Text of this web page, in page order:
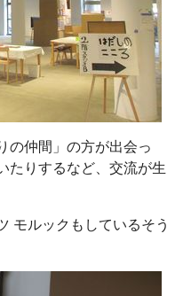
の仲間」の方が出会っ
たりするなど、交流が生
モルックもしているそう